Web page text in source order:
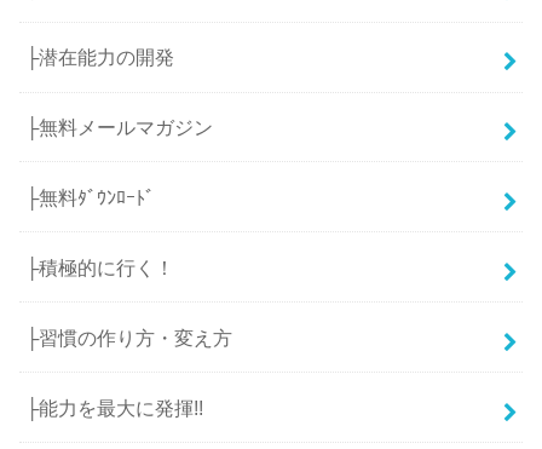
├潜在能力の開発
├無料メールマガジン
├無料ﾀﾞｳﾝﾛｰﾄﾞ
├積極的に行く！
├習慣の作り方・変え方
├能力を最大に発揮!!